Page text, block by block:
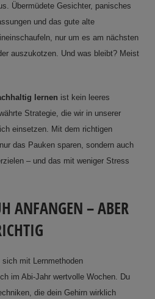
Übermüdete Gesichter, panisches
und das gute alte
nur um es am nächsten
auszukotzen. Und was bleibt? Meist
lernen ist kein leeres
Strategie, die wir in unserer
einsetzen. Mit dem richtigen
das Pauken sparen, sondern auch
– und das mit weniger Stress
ANFANGEN – ABER
mit Lernmethoden
im Abi-Jahr wertvolle Wochen. Du
die dein Gehirn wirklich